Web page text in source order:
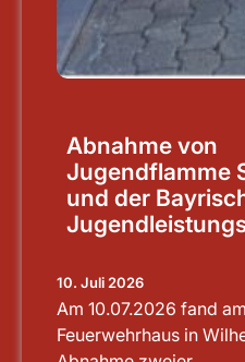
Abnahme von
Jugendflamme
und der
10. Juli 2026
Am 10.07.2026 fand am
Feuerwehrhaus in